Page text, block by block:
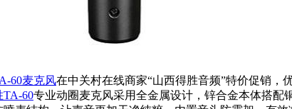
60麦克风在中关村在线商家“山西得胜音频”特价促销，
TA-60专业动圈麦克风采用全金属设计，锌合金本体搭配